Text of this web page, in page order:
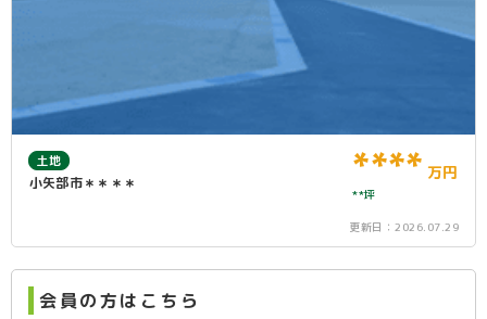
土地
小矢部市＊＊＊＊ **** 万円
**坪
更新日： 2026.07.29
会員の方はこちら